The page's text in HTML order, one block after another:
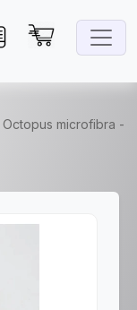
Octopus microfibra -